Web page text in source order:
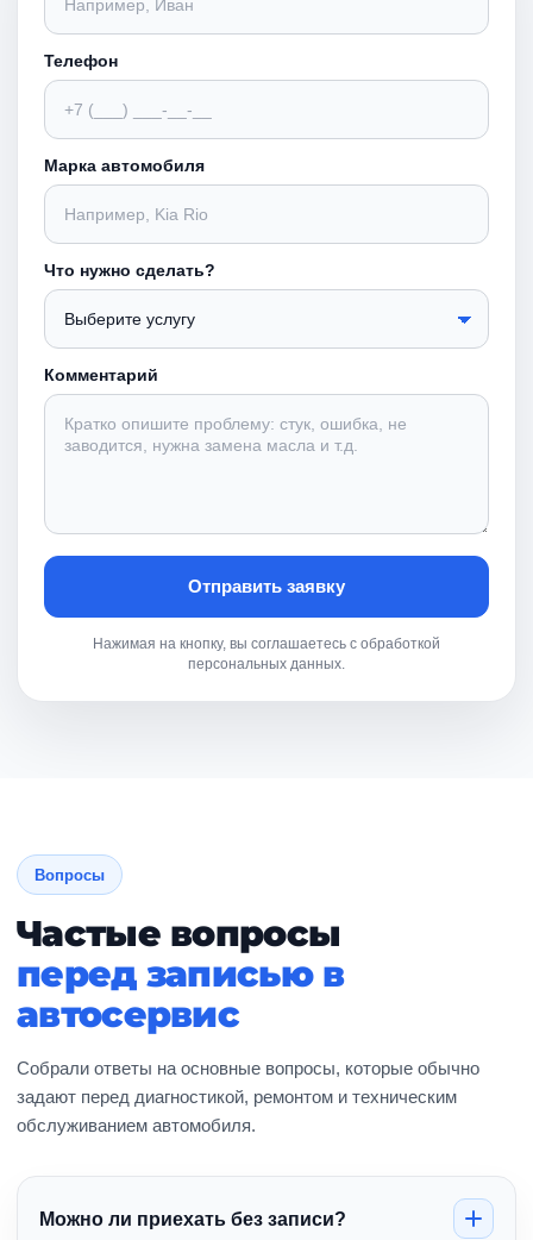
Телефон
Марка автомобиля
Что нужно сделать?
Комментарий
Отправить заявку
Нажимая на кнопку, вы соглашаетесь с обработкой
персональных данных.
Вопросы
Частые вопросы
перед записью в
автосервис
Собрали ответы на основные вопросы, которые обычно
задают перед диагностикой, ремонтом и техническим
обслуживанием автомобиля.
Можно ли приехать без записи?